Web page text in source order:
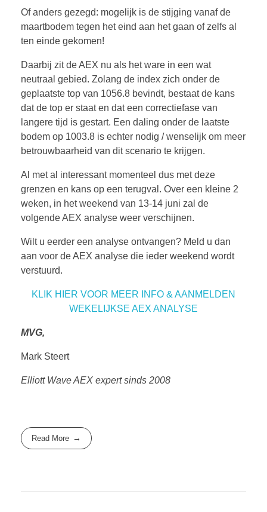
Of anders gezegd: mogelijk is de stijging vanaf de
maartbodem tegen het eind aan het gaan of zelfs al
ten einde gekomen!
Daarbij zit de AEX nu als het ware in een wat
neutraal gebied. Zolang de index zich onder de
geplaatste top van 1056.8 bevindt, bestaat de kans
dat de top er staat en dat een correctiefase van
langere tijd is gestart. Een daling onder de laatste
bodem op 1003.8 is echter nodig / wenselijk om meer
betrouwbaarheid van dit scenario te krijgen.
Al met al interessant momenteel dus met deze
grenzen en kans op een terugval. Over een kleine 2
weken, in het weekend van 13-14 juni zal de
volgende AEX analyse weer verschijnen.
Wilt u eerder een analyse ontvangen? Meld u dan
aan voor de AEX analyse die ieder weekend wordt
verstuurd.
KLIK HIER VOOR MEER INFO & AANMELDEN
WEKELIJKSE AEX ANALYSE
MVG,
Mark Steert
Elliott Wave AEX expert sinds 2008
Read More